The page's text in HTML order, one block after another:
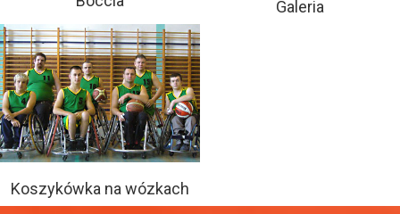
Galeria
Koszykówka na wózkach